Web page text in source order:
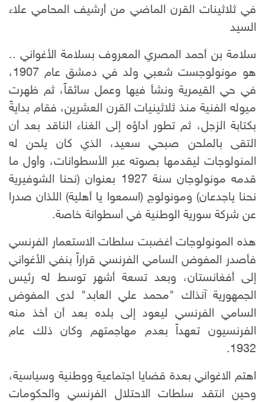
في ثلاثينات القرن الماضي من أرشيف المحامي علاء
السيد
سلامة بن أحمد المصري المعروف بسلامة الأغواني ..
هو مونولوجست شعبي ولد في دمشق عام 1907،
في حي القيمرية ونشأ فيها وعمل سائقاً، ثم ظهرت
ميوله الفنية منذ ثلاثينيات القرن العشرين، فقام بدايةً
بكتابة الزجل، ثم تطور أداؤه إلى الغناء الناقد بعد أن
التقى بالملحن صبحي سعيد، الذي كان يلحن له
المنولوجات ليقدمها بصوته عبر الأسطوانات، وأول ما
قدمه مونولوجان سنة 1927 بعنوان (نحنا الشوفيرية
نحنا ياجدعان) ومونولوج (اسمعوا يا أهلية) اللذان صدرا
عن شركة سورية الوطنية في أسطوانة خاصة.
هذه المونولوجات أغضبت سلطات الاستعمار الفرنسي
فأصدر المفوض السامي الفرنسي قراراً بنفي الأغواني
إلى أفغانستان، وبعد تسعة أشهر توسط له رئيس
الجمهورية آنذاك "محمد علي العابد" لدى المفوض
السامي الفرنسي ليعود إلى بلده بعد أن أخذ منه
الفرنسيون تعهداً بعدم مهاجمتهم وكان ذلك عام
1932.
اهتم الاغواني بعدة قضايا اجتماعية ووطنية وسياسية،
وحين انتقد سلطات الاحتلال الفرنسي والحكومات